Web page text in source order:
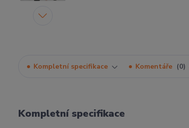
Kompletní specifikace Komentáře 0
Kompletní specifikace